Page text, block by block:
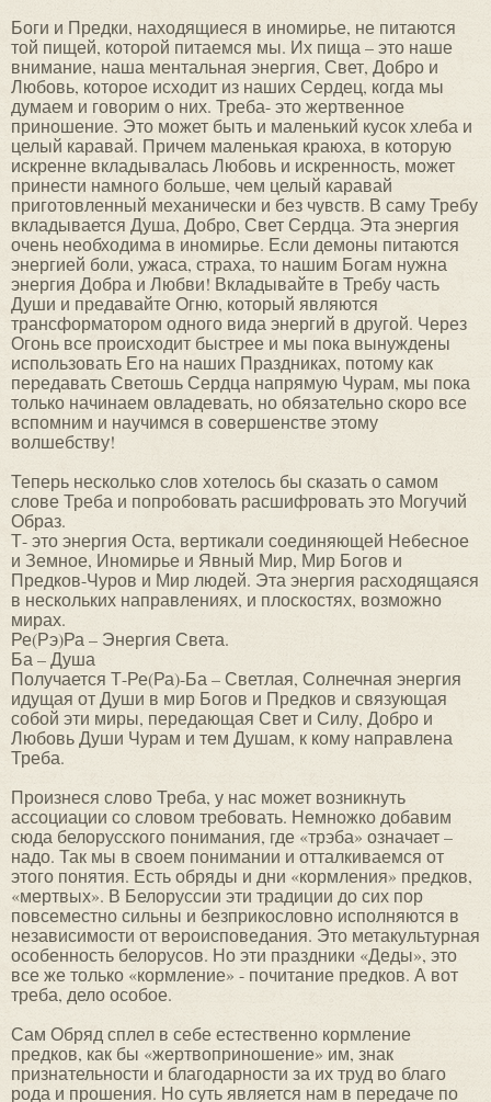
Боги и Предки, находящиеся в иномирье, не питаются
той пищей, которой питаемся мы. Их пища – это наше
внимание, наша ментальная энергия, Свет, Добро и
Любовь, которое исходит из наших Сердец, когда мы
думаем и говорим о них. Треба- это жертвенное
приношение. Это может быть и маленький кусок хлеба и
целый каравай. Причем маленькая краюха, в которую
искренне вкладывалась Любовь и искренность, может
принести намного больше, чем целый каравай
приготовленный механически и без чувств. В саму Требу
вкладывается Душа, Добро, Свет Сердца. Эта энергия
очень необходима в иномирье. Если демоны питаются
энергией боли, ужаса, страха, то нашим Богам нужна
энергия Добра и Любви! Вкладывайте в Требу часть
Души и предавайте Огню, который являются
трансформатором одного вида энергий в другой. Через
Огонь все происходит быстрее и мы пока вынуждены
использовать Его на наших Праздниках, потому как
передавать Светошь Сердца напрямую Чурам, мы пока
только начинаем овладевать, но обязательно скоро все
вспомним и научимся в совершенстве этому
волшебству!
Теперь несколько слов хотелось бы сказать о самом
слове Треба и попробовать расшифровать это Могучий
Образ.
Т- это энергия Оста, вертикали соединяющей Небесное
и Земное, Иномирье и Явный Мир, Мир Богов и
Предков-Чуров и Мир людей. Эта энергия расходящаяся
в нескольких направлениях, и плоскостях, возможно
мирах.
Ре(Рэ)Ра – Энергия Света.
Ба – Душа
Получается Т-Ре(Ра)-Ба – Светлая, Солнечная энергия
идущая от Души в мир Богов и Предков и связующая
собой эти миры, передающая Свет и Силу, Добро и
Любовь Души Чурам и тем Душам, к кому направлена
Треба.
Произнеся слово Треба, у нас может возникнуть
ассоциации со словом требовать. Немножко добавим
сюда белорусского понимания, где «трэба» означает –
надо. Так мы в своем понимании и отталкиваемся от
этого понятия. Есть обряды и дни «кормления» предков,
«мертвых». В Белоруссии эти традиции до сих пор
повсеместно сильны и безприкословно исполняются в
независимости от вероисповедания. Это метакультурная
особенность белорусов. Но эти праздники «Деды», это
все же только «кормление» - почитание предков. А вот
треба, дело особое.
Сам Обряд сплел в себе естественно кормление
предков, как бы «жертвоприношение» им, знак
признательности и благодарности за их труд во благо
рода и прошения. Но суть является нам в передаче по